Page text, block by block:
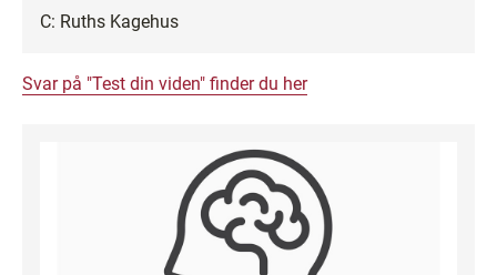
C: Ruths Kagehus
Svar på "Test din viden" finder du her